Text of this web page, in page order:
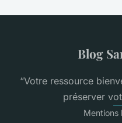
Blog
“Votre ressource
préserver
Mentions